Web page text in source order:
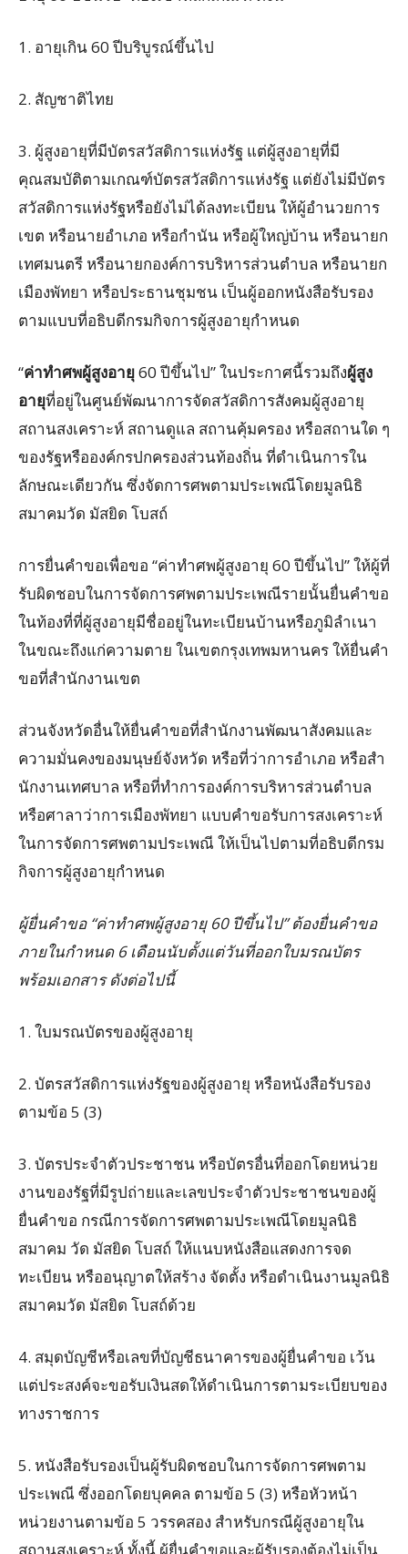
1. อายุเกิน 60 ปีบริบูรณ์ขึ้นไป
2. สัญชาติไทย
3. ผู้สูงอายุที่มีบัตรสวัสดิการแห่งรัฐ แต่ผู้สูงอายุที่มี
คุณสมบัติตามเกณฑ์บัตรสวัสดิการแห่งรัฐ แต่ยังไม่มีบัตร
สวัสดิการแห่งรัฐหรือยังไม่ได้ลงทะเบียน ให้ผู้อํานวยการ
เขต หรือนายอําเภอ หรือกํานัน หรือผู้ใหญ่บ้าน หรือนายก
เทศมนตรี หรือนายกองค์การบริหารส่วนตําบล หรือนายก
เมืองพัทยา หรือประธานชุมชน เป็นผู้ออกหนังสือรับรอง
ตามแบบที่อธิบดีกรมกิจการผู้สูงอายุกําหนด
“ค่าทำศพผู้สูงอายุ60 ปีขึ้นไป” ในประกาศนี้รวมถึงผู้สูง
อายุที่อยู่ในศูนย์พัฒนาการจัดสวัสดิการสังคมผู้สูงอายุ
สถานสงเคราะห์ สถานดูแล สถานคุ้มครอง หรือสถานใด ๆ
ของรัฐหรือองค์กรปกครองส่วนท้องถิ่น ที่ดําเนินการใน
ลักษณะเดียวกัน ซึ่งจัดการศพตามประเพณีโดยมูลนิธิ
สมาคมวัด มัสยิด โบสถ์
การยื่นคําขอเพื่อขอ “ค่าทำศพผู้สูงอายุ 60 ปีขึ้นไป” ให้ผู้ที่
รับผิดชอบในการจัดการศพตามประเพณีรายนั้นยื่นคําขอ
ในท้องที่ที่ผู้สูงอายุมีชื่ออยู่ในทะเบียนบ้านหรือภูมิลําเนา
ในขณะถึงแก่ความตาย ในเขตกรุงเทพมหานคร ให้ยื่นคํา
ขอที่สํานักงานเขต
ส่วนจังหวัดอื่นให้ยื่นคําขอที่สํานักงานพัฒนาสังคมและ
ความมั่นคงของมนุษย์จังหวัด หรือที่ว่าการอําเภอ หรือสํา
นักงานเทศบาล หรือที่ทําการองค์การบริหารส่วนตําบล
หรือศาลาว่าการเมืองพัทยา แบบคําขอรับการสงเคราะห์
ในการจัดการศพตามประเพณี ให้เป็นไปตามที่อธิบดีกรม
กิจการผู้สูงอายุกําหนด
ผู้ยื่นคําขอ “ค่าทำศพผู้สูงอายุ 60 ปีขึ้นไป” ต้องยื่นคําขอ
ภายในกําหนด 6 เดือนนับตั้งแต่วันที่ออกใบมรณบัตร
พร้อมเอกสาร ดังต่อไปนี้
1. ใบมรณบัตรของผู้สูงอายุ
2. บัตรสวัสดิการแห่งรัฐของผู้สูงอายุ หรือหนังสือรับรอง
ตามข้อ 5 (3)
3. บัตรประจําตัวประชาชน หรือบัตรอื่นที่ออกโดยหน่วย
งานของรัฐที่มีรูปถ่ายและเลขประจําตัวประชาชนของผู้
ยื่นคําขอ กรณีการจัดการศพตามประเพณีโดยมูลนิธิ
สมาคม วัด มัสยิด โบสถ์ ให้แนบหนังสือแสดงการจด
ทะเบียน หรืออนุญาตให้สร้าง จัดตั้ง หรือดําเนินงานมูลนิธิ
สมาคมวัด มัสยิด โบสถ์ด้วย
4. สมุดบัญชีหรือเลขที่บัญชีธนาคารของผู้ยื่นคําขอ เว้น
แต่ประสงค์จะขอรับเงินสดให้ดําเนินการตามระเบียบของ
ทางราชการ
5. หนังสือรับรองเป็นผู้รับผิดชอบในการจัดการศพตาม
ประเพณี ซึ่งออกโดยบุคคล ตามข้อ 5 (3) หรือหัวหน้า
หน่วยงานตามข้อ 5 วรรคสอง สําหรับกรณีผู้สูงอายุใน